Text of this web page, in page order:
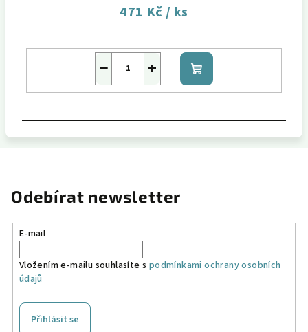
471 Kč/ ks
+
− Do
košíku
Odebírat newsletter
E-mail
Vložením e-mailu souhlasíte s podmínkami ochrany osobních
údajů
Přihlásit se